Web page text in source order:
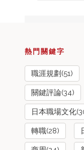
熱門關鍵字
職涯規劃(51)
關鍵評論(34)
日本職場文化
轉職(28)